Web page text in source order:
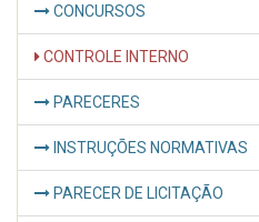
CONCURSOS
CONTROLE INTERNO
PARECERES
INSTRUÇÕES NORMATIVAS
PARECER DE LICITAÇÃO